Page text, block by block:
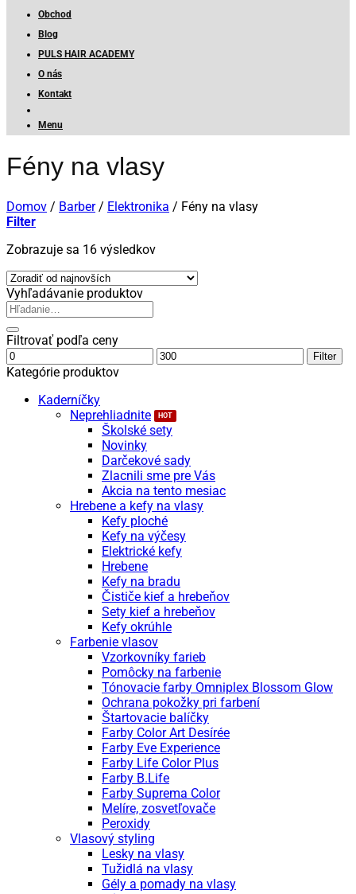
Obchod
Blog
PULS HAIR ACADEMY
O nás
Kontakt
Menu
Fény na vlasy
Domov / Barber / Elektronika / Fény na vlasy
Filter
Zobrazuje sa 16 výsledkovZoradené
najnovších
Vyhľadávanie produktov
Hľadať:
Filtrovať podľa ceny
Minimálna
cena
Maximálna
cena
Filter
Kategórie produktov
Kaderníčky
Neprehliadnite
Školské sety
Novinky
Darčekové sady
Zlacnili sme pre Vás
Akcia na tento mesiac
Hrebene a kefy na vlasy
Kefy ploché
Kefy na výčesy
Elektrické kefy
Hrebene
Kefy na bradu
Čističe kief a hrebeňov
Sety kief a hrebeňov
Kefy okrúhle
Farbenie vlasov
Vzorkovníky farieb
Pomôcky na farbenie
Tónovacie farby Omniplex Blossom Glow
Ochrana pokožky pri farbení
Štartovacie balíčky
Farby Color Art Desírée
Farby Eve Experience
Farby Life Color Plus
Farby B.Life
Farby Suprema Color
Melíre, zosvetľovače
Peroxidy
Vlasový styling
Lesky na vlasy
Tužidlá na vlasy
Gély a pomady na vlasy